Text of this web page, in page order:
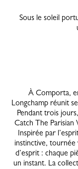
Sous le soleil
À Comporta,
Longchamp réunit
Pendant trois
Catch The Parisian
Inspirée par
instinctive, tournée
d’esprit : chaque
un instant. La